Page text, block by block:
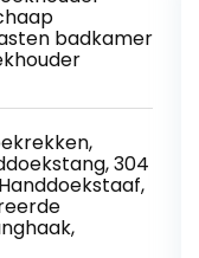
badkamer
304